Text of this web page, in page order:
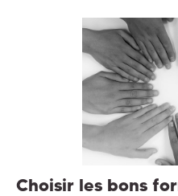
Choisir les bons